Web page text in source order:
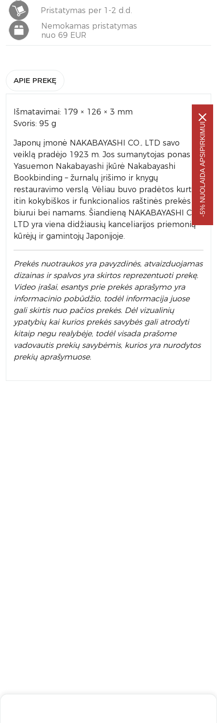
Pristatymas per 1-2 d.d.
Nemokamas pristatymas
nuo 69 EUR
APIE PREKĘ
Išmatavimai: 179 × 126 × 3 mm
Svoris: 95 g
Japonų įmonė NAKABAYASHI CO., LTD savo
veiklą pradėjo 1923 m. Jos sumanytojas ponas
Yasuemon Nakabayashi įkūrė Nakabayashi
Bookbinding – žurnalų įrišimo ir knygų
restauravimo verslą. Vėliau buvo pradėtos kurti
itin kokybiškos ir funkcionalios raštinės prekės
biurui bei namams. Šiandieną NAKABAYASHI CO.,
LTD yra viena didžiausių kanceliarijos priemonių
kūrėjų ir gamintojų Japonijoje.
Prekės nuotraukos yra pavyzdinės, atvaizduojamas
dizainas ir spalvos yra skirtos reprezentuoti prekę.
Video įrašai, esantys prie prekės aprašymo yra
informacinio pobūdžio, todėl informacija juose
gali skirtis nuo pačios prekės. Dėl vizualinių
ypatybių kai kurios prekės savybės gali atrodyti
kitaip negu realybėje, todėl visada prašome
vadovautis prekių savybėmis, kurios yra nurodytos
prekių aprašymuose.
-5% NUOLAIDA APSIPIRKIMUI